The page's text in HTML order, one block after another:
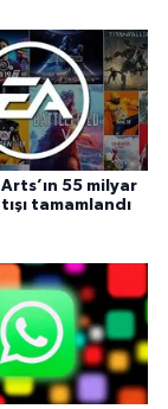
55 milyar
tamamlandı